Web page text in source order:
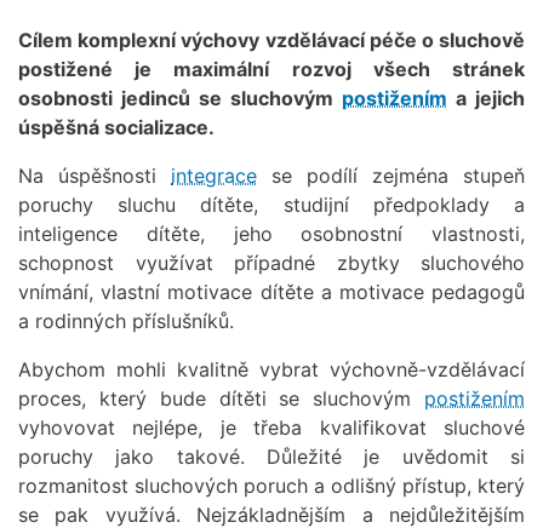
Cílem komplexní výchovy vzdělávací péče o sluchově
postižené je maximální rozvoj všech stránek
osobnosti jedinců se sluchovým postižením a jejich
úspěšná socializace.
Na úspěšnosti integrace se podílí zejména stupeň
poruchy sluchu dítěte, studijní předpoklady a
inteligence dítěte, jeho osobnostní vlastnosti,
schopnost využívat případné zbytky sluchového
vnímání, vlastní motivace dítěte a motivace pedagogů
a rodinných příslušníků.
Abychom mohli kvalitně vybrat výchovně-vzdělávací
proces, který bude dítěti se sluchovým postižením
vyhovovat nejlépe, je třeba kvalifikovat sluchové
poruchy jako takové. Důležité je uvědomit si
rozmanitost sluchových poruch a odlišný přístup, který
se pak využívá. Nejzákladnějším a nejdůležitějším